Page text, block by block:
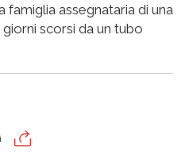
famiglia assegnataria di una
scorsi da un tubo